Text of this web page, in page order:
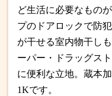
ど生活に必要なもの
プのドアロックで防
が干せる室内物干し
ーパー・ドラッグス
に便利な立地。蔵本
1Kです。